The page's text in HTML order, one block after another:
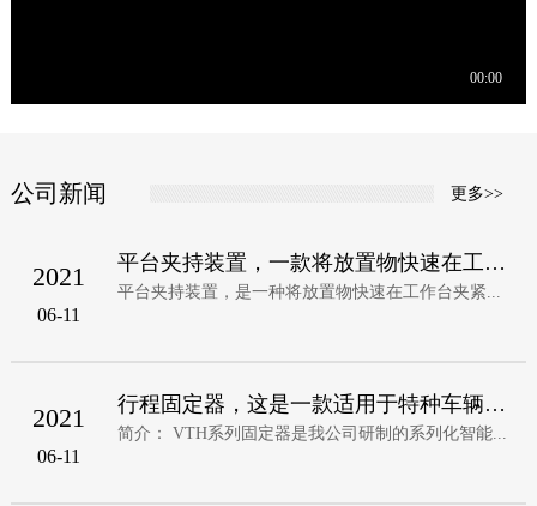
公司新闻 更多>>
2021
06-11
平台夹持装置，一款将放置物快速在工作台夹
平台夹持装置，是一种将放置物快速在工作台夹紧...
2021
06-11
行程固定器，这是一款适用于特种车辆，无人
简介： VTH系列固定器是我公司研制的系列化智能...